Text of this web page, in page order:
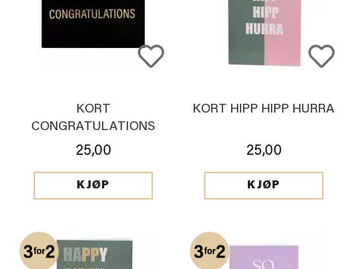
KORT
CONGRATULATIONS
25,00
KJØP
KORT HIPP HIPP HURRA
25,00
KJØP